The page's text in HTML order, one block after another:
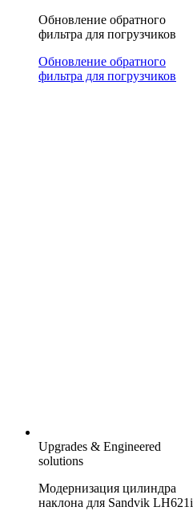
Обновление обратного
фильтра для погрузчиков
Обновление обратного
фильтра для погрузчиков
Upgrades & Engineered
solutions
Модернизация цилиндра
наклона для Sandvik LH621i